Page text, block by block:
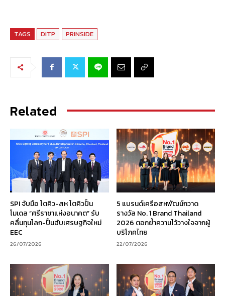
TAGS DITP PRINSIDE
Related
SPI จับมือ โตคิว-สห โตคิวปั้น
โมเดล “ศรีราชาแห่งอนาคต” รับ
คลื่นทุนโลก-ปั้นฮับเศรษฐกิจใหม่
EEC
26/07/2026
5 แบรนด์เครือสหพัฒน์กวาด
รางวัล No. 1 Brand Thailand
2026 ตอกย้ำความไว้วางใจจากผู้
บริโภคไทย
22/07/2026